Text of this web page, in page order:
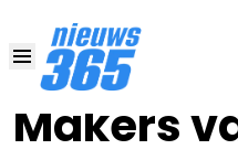
Makers
01 AUG 2023, 14:00